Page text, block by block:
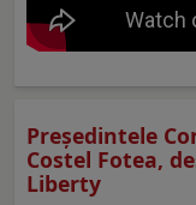
Preşedintele
Costel Fotea,
Liberty